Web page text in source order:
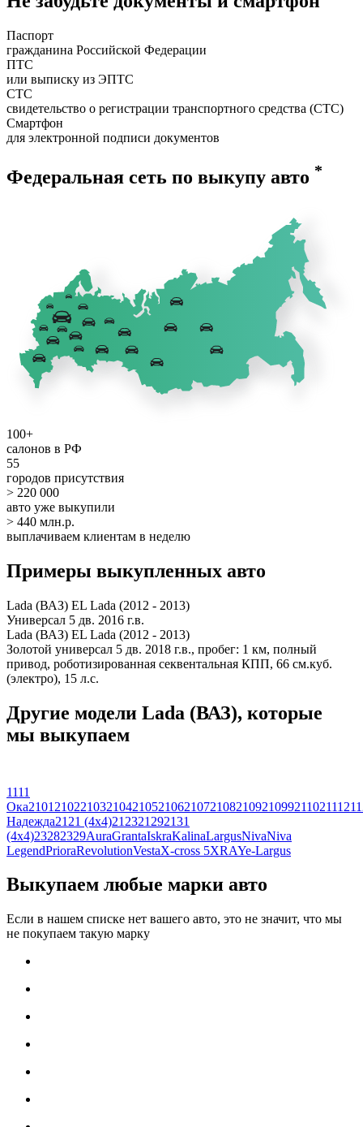
Паспорт
гражданина Российской Федерации
ПТС
или выписку из ЭПТС
СТС
свидетельство о регистрации транспортного средства (СТС)
Смартфон
для электронной подписи документов
Федеральная сеть по выкупу авто *
100+
салонов в РФ
55
городов присутствия
> 220 000
авто уже выкупили
> 440 млн.р.
выплачиваем клиентам в неделю
Примеры выкупленных авто
Lada (ВАЗ) EL Lada (2012 - 2013)
Универсал 5 дв. 2016 г.в.
Lada (ВАЗ) EL Lada (2012 - 2013)
Золотой универсал 5 дв. 2018 г.в., пробег: 1 км, полный
привод, роботизированная секвентальная КПП, 66 см.куб.
(электро), 15 л.с.
Другие модели Lada (ВАЗ), которые
мы выкупаем
1111
Ока2101 210221032104210521062107210821092109921102111
Надежда2121 (4x4)212321292131
(4x4)23282329AuraGrantaIskraKalinaLargusNivaNiva
LegendPrioraRevolutionVestaX-cross 5XRAYe-Largus
Выкупаем любые марки авто
Если в нашем списке нет вашего авто, это не значит, что мы
не покупаем такую марку